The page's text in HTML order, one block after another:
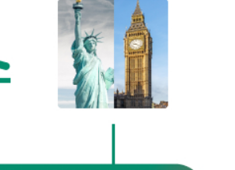
PRESCRIÇÃO DE
telemedicina ou com
profissional designado.
DISPOSITIVO
PERDIDO OU
ROUBADO
Celular, tablet ou
notebook: cobrimos perda
ou roubo desses
aparelhos tão importantes
para sua viagem.